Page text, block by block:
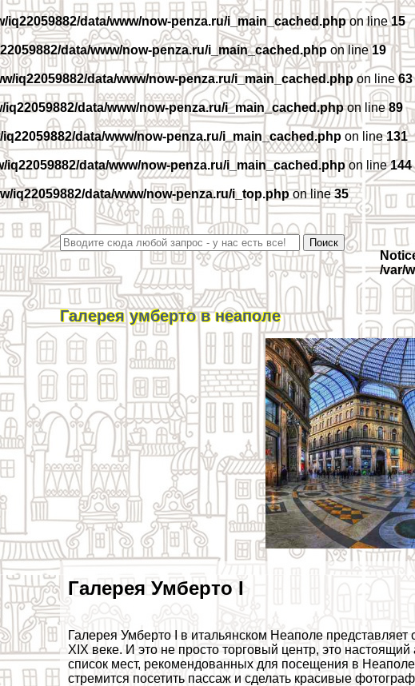
iq22059882/data/www/now-penza.ru/i_main_cached.phpon line15
data/www/now-penza.ru/i_main_cached.php on line19
iq22059882/data/www/now-penza.ru/i_main_cached.phpon line63
iq22059882/data/www/now-penza.ru/i_main_cached.phpon line89
iq22059882/data/www/now-penza.ru/i_main_cached.php on line131
iq22059882/data/www/now-penza.ru/i_main_cached.phpon line144
iq22059882/data/www/now-penza.ru/i_top.phpon line35
/var/
Галерея умберто в неаполе
Галерея Умберто I
Галерея Умберто I в итальянском Неаполе
XIX веке. И это не просто торговый центр, это
список мест, рекомендованных для посещения в
стремится посетить пассаж и сделать красивые